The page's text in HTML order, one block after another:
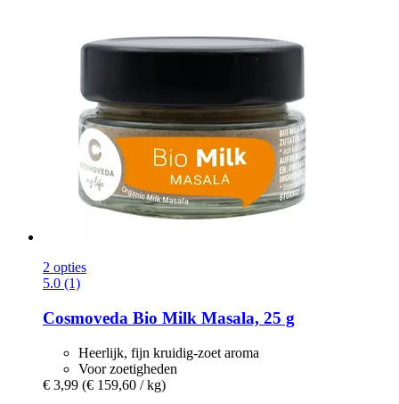
2 opties
5.0 (1)
Cosmoveda Bio Milk Masala, 25 g
Heerlijk, fijn kruidig-zoet aroma
Voor zoetigheden
€ 3,99 (€ 159,60 / kg)